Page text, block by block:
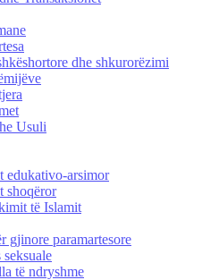
dhe shkurorëzimi
Usuli
edukativo-arsimor
shoqëror
të Islamit
gjinore paramartesore
seksuale
të ndryshme